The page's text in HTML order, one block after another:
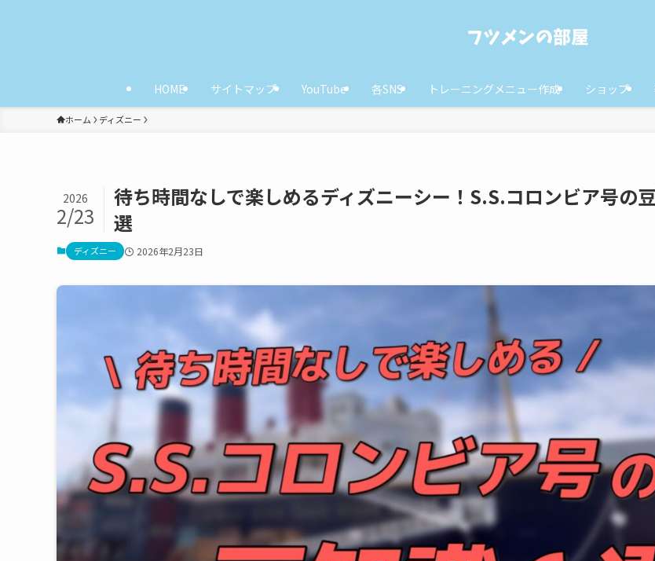
HOME サイトマップ YouTube 各SNS トレーニングメニュー作成 ショップ
ホーム ディズニー
待ち時間なしで楽しめるディズニーシー！S.S.コロンビア号の
選
2026
2/23
ディズニー 2026年2月23日